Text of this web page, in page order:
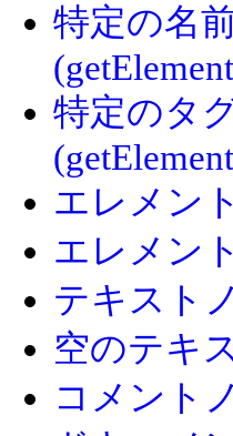
特定の名
特定のタ
エレメン
エレメン
テキスト
空のテキ
コメント